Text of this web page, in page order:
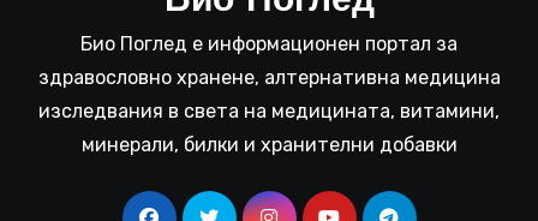
Био Поглед е информационен портал за
здравословно хранене, алтернативна медицина
изследвания в света на медицината, витамини,
минерали, билки и хранителни добавки